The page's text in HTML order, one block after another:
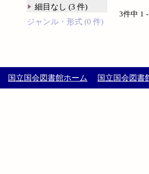
細目なし (3 件)
ジャンル・形式 (0 件)
3件中 1
国立国会図書館ホーム 国立国会図書